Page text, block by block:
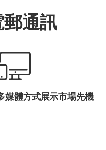
通訊
媒體方式展示市場先機